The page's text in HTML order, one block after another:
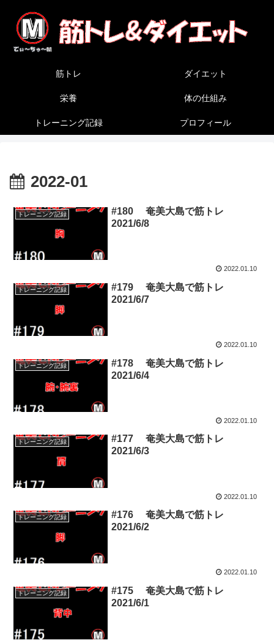
筋トレ ダイエット
栄養 体の仕組み
トレーニング記録 プロフィール
2022-01
トレーニング記録
#180 奄美大島で筋トレ
2021/6/8
2022.01.10
トレーニング記録
#179 奄美大島で筋トレ
2021/6/7
2022.01.10
トレーニング記録
#178 奄美大島で筋トレ
2021/6/4
2022.01.10
トレーニング記録
#177 奄美大島で筋トレ
2021/6/3
2022.01.10
トレーニング記録
#176 奄美大島で筋トレ
2021/6/2
2022.01.10
トレーニング記録
#175 奄美大島で筋トレ
2021/6/1